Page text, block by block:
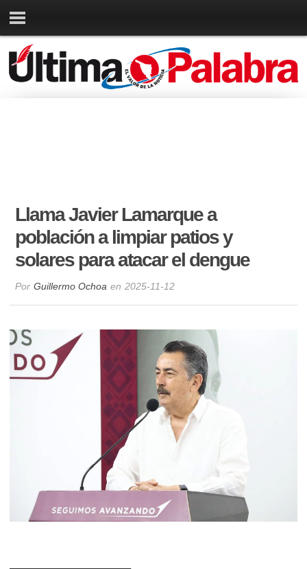
Llama Javier Lamarque a
población a limpiar patios y
solares para atacar el dengue
Por Guillermo Ochoa en 2025-11-12